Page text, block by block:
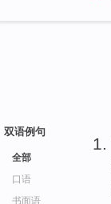
双语例句
全部
口语
书面语